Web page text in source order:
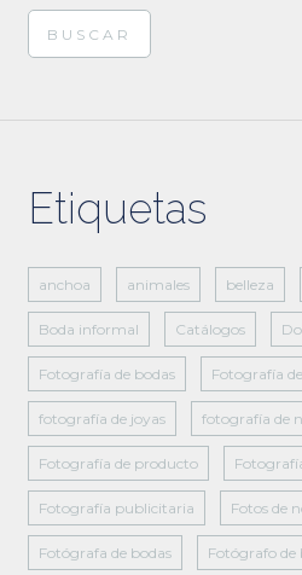
Etiquetas
anchoa animales belleza
Boda informal Catálogos
Fotografía de bodas Fotografía
fotografía de joyas fotografía de
Fotografía de producto
Fotografía publicitaria Fotos de
Fotógrafa de bodas Fotógrafo de